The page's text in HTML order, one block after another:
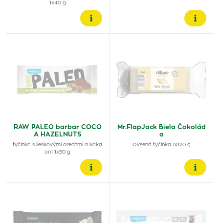
1x40 g
RAW PALEO barbar COCO
A HAZELNUTS
tyčinka s lieskovými orechmi a kaka
om 1x50 g
Mr.FlapJack Biela Čokolád
a
Ovsená tyčinka 1x120 g